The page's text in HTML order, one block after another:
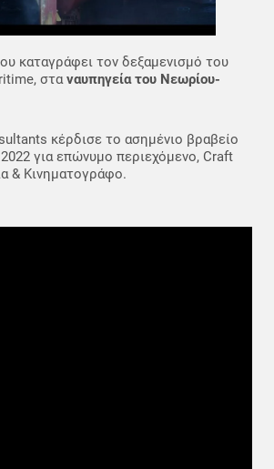
καταγράφει τον δεξαμενισμό του
σταναυπηγεία του Νεωρίου-
κέρδισε το ασημένιο βραβείο
για επώνυμο περιεχόμενο, Craft
& Κινηματογράφο.